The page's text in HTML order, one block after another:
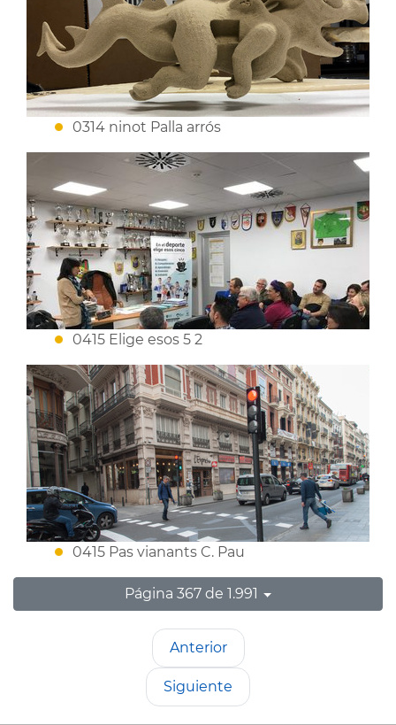
0314 ninot Palla arrós
0415 Elige esos 5 2
0415 Pas vianants C. Pau
Página 367 de 1.991
Anterior
Siguiente